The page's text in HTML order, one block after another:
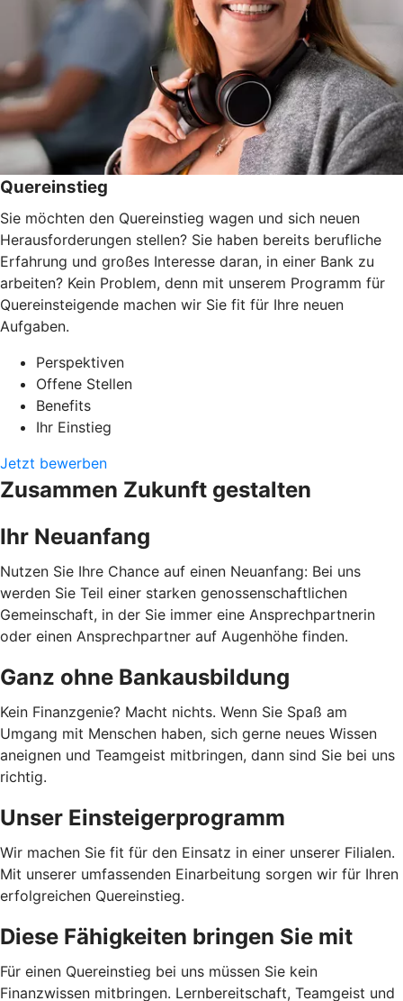
Quereinstieg
Sie möchten den Quereinstieg wagen und sich neuen
Herausforderungen stellen? Sie haben bereits berufliche
Erfahrung und großes Interesse daran, in einer Bank zu
arbeiten? Kein Problem, denn mit unserem Programm für
Quereinsteigende machen wir Sie fit für Ihre neuen
Aufgaben.
Perspektiven
Offene Stellen
Benefits
Ihr Einstieg
Jetzt bewerben
Zusammen Zukunft gestalten
Ihr Neuanfang
Nutzen Sie Ihre Chance auf einen Neuanfang: Bei uns
werden Sie Teil einer starken genossenschaftlichen
Gemeinschaft, in der Sie immer eine Ansprechpartnerin
oder einen Ansprechpartner auf Augenhöhe finden.
Ganz ohne Bankausbildung
Kein Finanzgenie? Macht nichts. Wenn Sie Spaß am
Umgang mit Menschen haben, sich gerne neues Wissen
aneignen und Teamgeist mitbringen, dann sind Sie bei uns
richtig.
Unser Einsteigerprogramm
Wir machen Sie fit für den Einsatz in einer unserer Filialen.
Mit unserer umfassenden Einarbeitung sorgen wir für Ihren
erfolgreichen Quereinstieg.
Diese Fähigkeiten bringen Sie mit
Für einen Quereinstieg bei uns müssen Sie kein
Finanzwissen mitbringen. Lernbereitschaft, Teamgeist und